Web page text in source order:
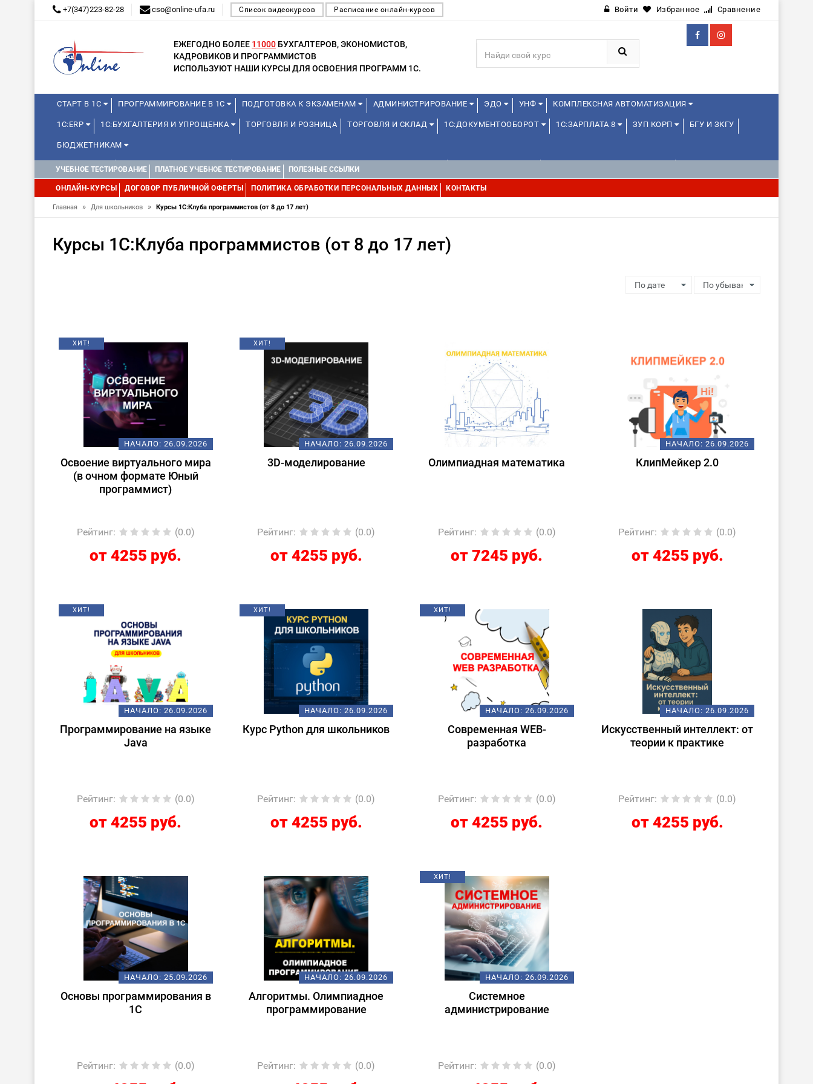
+7(347)223-82-28 cso@online-ufa.ru Список видеокурсов Расписание онлайн-курсов Войти Избранное Сравнение
ЕЖЕГОДНО БОЛЕЕ 11000 БУХГАЛТЕРОВ, ЭКОНОМИСТОВ,
КАДРОВИКОВ И ПРОГРАММИСТОВ
ИСПОЛЬЗУЮТ НАШИ КУРСЫ ДЛЯ ОСВОЕНИЯ ПРОГРАММ 1С.
СТАРТ В 1С ПРОГРАММИРОВАНИЕ В 1С ПОДГОТОВКА К ЭКЗАМЕНАМ АДМИНИСТРИРОВАНИЕ ЭДО УНФ КОМПЛЕКСНАЯ АВТОМАТИЗАЦИЯ
1С:ERP 1С:БУХГАЛТЕРИЯ И УПРОЩЕНКА ТОРГОВЛЯ И РОЗНИЦА ТОРГОВЛЯ И СКЛАД 1С:ДОКУМЕНТООБОРОТ 1С:ЗАРПЛАТА 8 ЗУП КОРП БГУ И ЗКГУ
БЮДЖЕТНИКАМ
МИНИ-КУРСЫ КУРСЫ ДЛЯ ШКОЛЬНИКОВ КУРСЫ ДЛЯ ПРЕПОДАВАТЕЛЕЙ ШКОЛЬНЫХ КУРСОВ
УПРАВЛЕНИЕ ПРОЕКТАМИ УПРАВЛЕНЦАМ ДРУГИЕ 1С:МЕДИЦИНА WEB, JAVA И ANDROID
УЧЕБНОЕ ТЕСТИРОВАНИЕ ПЛАТНОЕ УЧЕБНОЕ ТЕСТИРОВАНИЕ ПОЛЕЗНЫЕ ССЫЛКИ
ОНЛАЙН-КУРСЫ ДОГОВОР ПУБЛИЧНОЙ ОФЕРТЫ ПОЛИТИКА ОБРАБОТКИ ПЕРСОНАЛЬНЫХ ДАННЫХ КОНТАКТЫ
Главная » Для школьников » Курсы 1С:Клуба программистов (от 8 до 17 лет)
Курсы 1С:Клуба программистов (от 8 до 17 лет)
ХИТ!
НАЧАЛО: 26.09.2026
Освоение виртуального мира
(в очном формате Юный
программист)
Рейтинг: (0.0)
от 4255 руб.
ХИТ!
НАЧАЛО: 26.09.2026
3D-моделирование
Рейтинг: (0.0)
от 4255 руб.
Олимпиадная математика
Рейтинг: (0.0)
от 7245 руб.
НАЧАЛО: 26.09.2026
КлипМейкер 2.0
Рейтинг: (0.0)
от 4255 руб.
ХИТ!
НАЧАЛО: 26.09.2026
Программирование на языке
Java
Рейтинг: (0.0)
от 4255 руб.
ХИТ!
НАЧАЛО: 26.09.2026
Курс Python для школьников
Рейтинг: (0.0)
от 4255 руб.
ХИТ!
НАЧАЛО: 26.09.2026
Современная WEB-
разработка
Рейтинг: (0.0)
от 4255 руб.
НАЧАЛО: 26.09.2026
Искусственный интеллект: от
теории к практике
Рейтинг: (0.0)
от 4255 руб.
НАЧАЛО: 25.09.2026
Основы программирования в
1С
Рейтинг: (0.0)
НАЧАЛО: 26.09.2026
Алгоритмы. Олимпиадное
программирование
Рейтинг: (0.0)
ХИТ!
НАЧАЛО: 26.09.2026
Системное
администрирование
Рейтинг: (0.0)